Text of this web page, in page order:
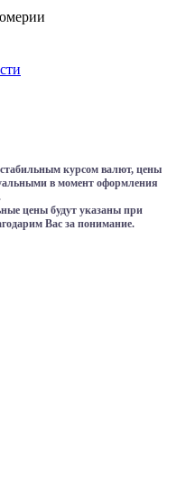
курсом валют, цены
в момент оформления
цены будут указаны при
Вас за понимание.